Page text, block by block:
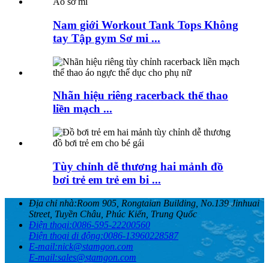
Nam giới Workout Tank Tops Không
tay Tập gym Sơ mi ...
Nhãn hiệu riêng racerback thể thao
liền mạch ...
Tùy chỉnh dễ thương hai mảnh đồ
bơi trẻ em trẻ em bi ...
Địa chỉ nhà:Room 905, Rongtaian Building, No.139 Jinhuai
Street, Tuyền Châu, Phúc Kiến, Trung Quốc
Điện thoại:0086-595-22200560
Điện thoại di động:0086-13960228587
E-mail:nick@stamgon.com
E-mail:sales@stamgon.com